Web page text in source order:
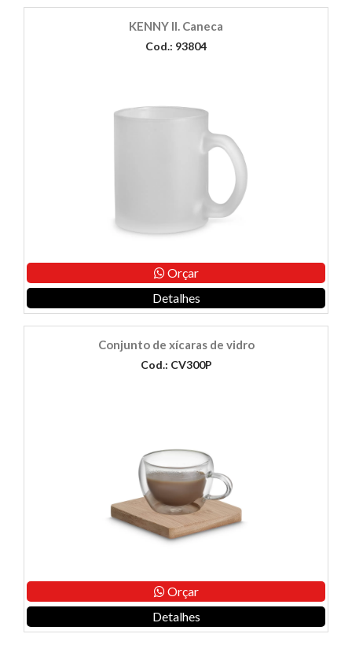
KENNY II. Caneca
Cod.: 93804
Orçar
Detalhes
Conjunto de xícaras de vidro
Cod.: CV300P
Orçar
Detalhes